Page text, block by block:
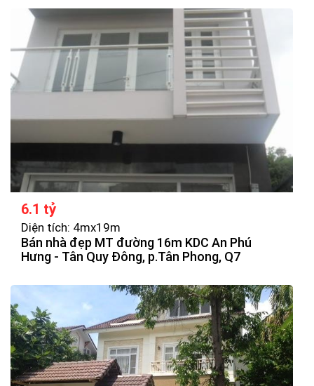
sông, giá bán 6tỷ2 thương lượng.
6.1 tỷ
Diện tích: 4mx19m
Bán nhà đẹp MT đường 16m KDC An Phú
Hưng - Tân Quy Đông, p.Tân Phong, Q7